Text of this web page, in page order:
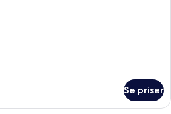
Se priser